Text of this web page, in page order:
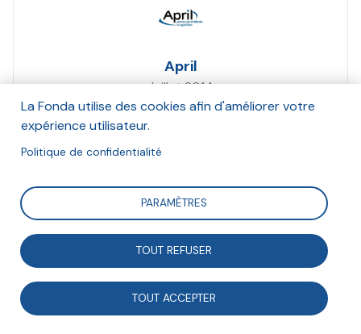
April
Juillet 2014
Guide répertoriant des méthodes et outils numériques
en libre accès pouvant être utilisés par les
associations.
La Fonda utilise des cookies afin d'améliorer votre
expérience utilisateur.
Politique de confidentialité
PARAMÈTRES
TOUT REFUSER
TOUT ACCEPTER